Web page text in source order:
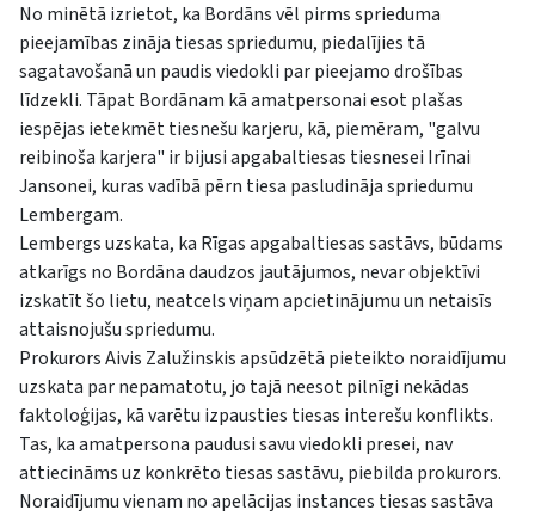
No minētā izrietot, ka Bordāns vēl pirms sprieduma
pieejamības zināja tiesas spriedumu, piedalījies tā
sagatavošanā un paudis viedokli par pieejamo drošības
līdzekli. Tāpat Bordānam kā amatpersonai esot plašas
iespējas ietekmēt tiesnešu karjeru, kā, piemēram, "galvu
reibinoša karjera" ir bijusi apgabaltiesas tiesnesei Irīnai
Jansonei, kuras vadībā pērn tiesa pasludināja spriedumu
Lembergam.
Lembergs uzskata, ka Rīgas apgabaltiesas sastāvs, būdams
atkarīgs no Bordāna daudzos jautājumos, nevar objektīvi
izskatīt šo lietu, neatcels viņam apcietinājumu un netaisīs
attaisnojušu spriedumu.
Prokurors Aivis Zalužinskis apsūdzētā pieteikto noraidījumu
uzskata par nepamatotu, jo tajā neesot pilnīgi nekādas
faktoloģijas, kā varētu izpausties tiesas interešu konflikts.
Tas, ka amatpersona paudusi savu viedokli presei, nav
attiecināms uz konkrēto tiesas sastāvu, piebilda prokurors.
Noraidījumu vienam no apelācijas instances tiesas sastāva